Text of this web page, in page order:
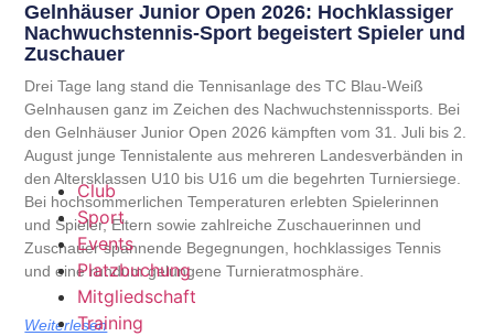
Club
Sport
Events
Platzbuchung
Mitgliedschaft
Training
Gelnhäuser Junior Open 2026: Hochklassiger
Nachwuchstennis-Sport begeistert Spieler und
Zuschauer
Drei Tage lang stand die Tennisanlage des TC Blau-Weiß
Gelnhausen ganz im Zeichen des Nachwuchstennissports. Bei
den Gelnhäuser Junior Open 2026 kämpften vom 31. Juli bis 2.
August junge Tennistalente aus mehreren Landesverbänden in
den Altersklassen U10 bis U16 um die begehrten Turniersiege.
Bei hochsommerlichen Temperaturen erlebten Spielerinnen
und Spieler, Eltern sowie zahlreiche Zuschauerinnen und
Zuschauer spannende Begegnungen, hochklassiges Tennis
und eine rundum gelungene Turnieratmosphäre.
Weiterlesen